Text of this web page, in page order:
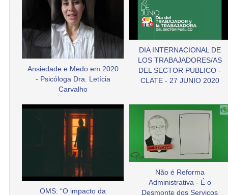
Ansiedade e Medo em 2020
- Psicóloga Dra. Letícia
Carvalho
DIA INTERNACIONAL DE
LOS TRABAJADORES/AS
DEL SECTOR PUBLICO -
CLATE - 27 JUNIO 2020
OMS: “O impacto da
Não é Reforma
Administrativa - É o
Desmonte dos Serviços